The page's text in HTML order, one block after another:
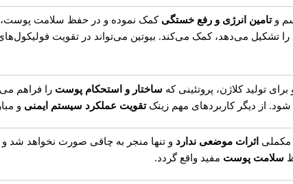
وتامین انرژی و رفع خستگی کمک نموده و در حفظ سلامت پوست،
تشکیل می‌دهد، کمک می‌کند. بیوتین می‌تواند در تقویت
تولید کلاژن، پروتئینی که ساختار و استحکام پوست را فراهم
از دیگر کاربردهای مهم زینکتقویت عملکرد سیستم ایمنی و
مکملی اثرات موضعی ندارد و تنها منجر به چاقی صورت نخواهد شد و
سلامت پوست مفید واقع گردد.